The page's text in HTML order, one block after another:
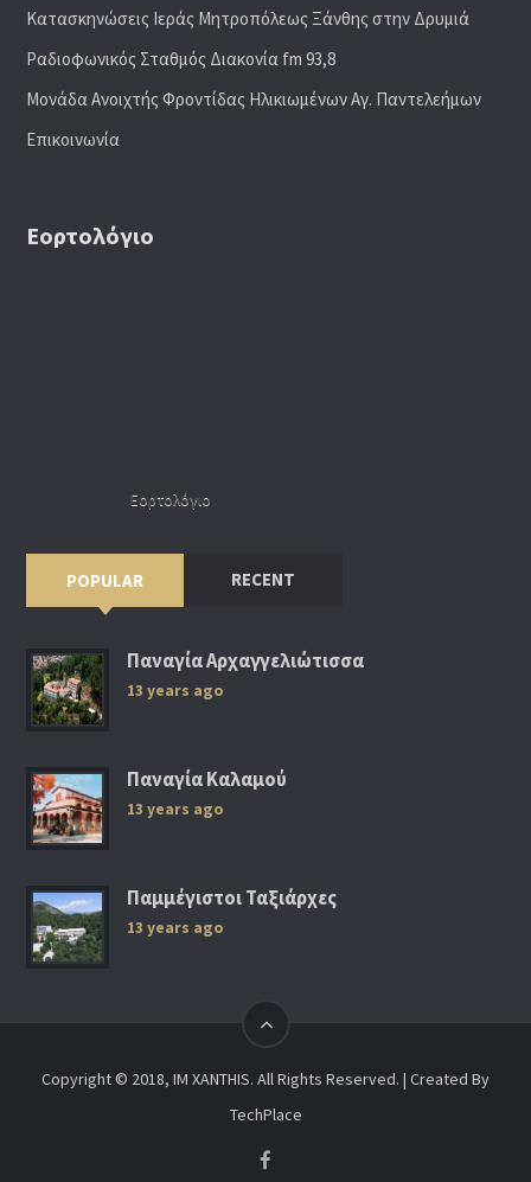
Κατασκηνώσεις Ιεράς Μητροπόλεως Ξάνθης στην Δρυμιά
Ραδιoφωνικός Σταθμός Διακονία fm 93,8
Μονάδα Ανοιχτής Φροντίδας Ηλικιωμένων Αγ. Παντελεήμων
Επικοινωνία
Εορτολόγιο
Εορτολόγιο
POPULAR RECENT
Παναγία Αρχαγγελιώτισσα
13 years ago
Παναγία Καλαμού
13 years ago
Παμμέγιστοι Ταξιάρχες
13 years ago
Copyright © 2018, IM XANTHIS. All Rights Reserved. | Created By
TechPlace